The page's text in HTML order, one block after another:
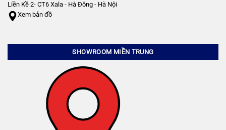
Liền Kề 2- CT6 Xala - Hà Đông - Hà Nội
Xem bản đồ
SHOWROOM MIỀN TRUNG